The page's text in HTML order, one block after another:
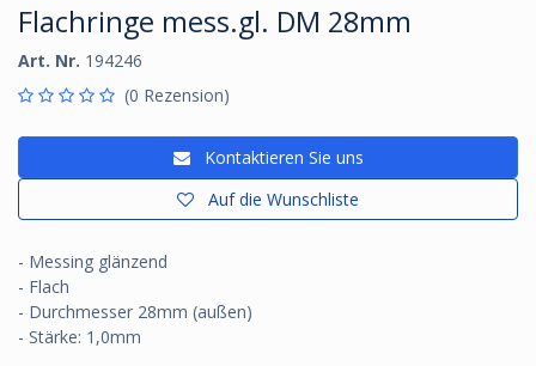
Flachringe mess.gl. DM 28mm
Art. Nr. 194246
(0 Rezension)
Kontaktieren Sie uns
Auf die Wunschliste
- Messing glänzend
- Flach
- Durchmesser 28mm (außen)
- Stärke: 1,0mm